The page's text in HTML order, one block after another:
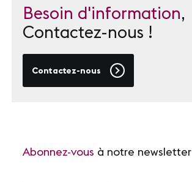
Besoin d'information,
Contactez-nous !
Contactez-nous
Abonnez-vous à notre newsletter